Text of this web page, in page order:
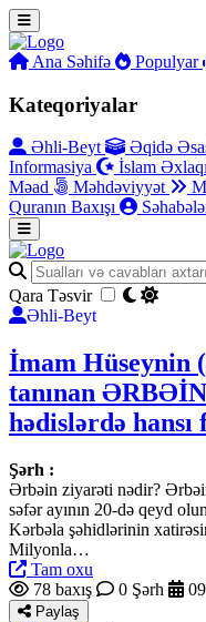
Ana Səhifə Populyar
Kateqoriyalar
Əhli-Beyt Əqidə
Informasiya
İslam
Məad
Məhdəviyyət
Quranın Baxışı
Qara Təsvir
Əhli-Beyt
İmam Hüseynin
tanınan
hədislərdə
Şərh :
Ərbəin ziyarəti nədir?
səfər ayının 20-də qeyd
Kərbəla şəhidlərinin
Milyonla…
Tam oxu
78 baxış
0 Şərh
Paylaş